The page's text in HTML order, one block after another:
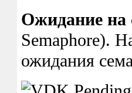
Ожидание на
Semaphore).
ожидания